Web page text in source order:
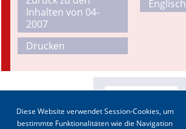
Inhalten von 04-
2007
Drucken
Englisch
Diese Website verwendet Session-Cookies, um
bestimmte Funktionalitäten wie die Navigation